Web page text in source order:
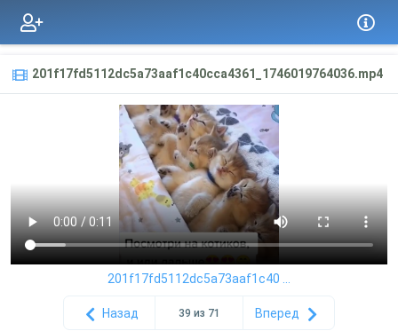
201f17fd5112dc5a73aaf1c40cca4361_1746019764036.mp4
201f17fd5112dc5a73aaf1c40 ...
Назад 39 из 71 Вперед